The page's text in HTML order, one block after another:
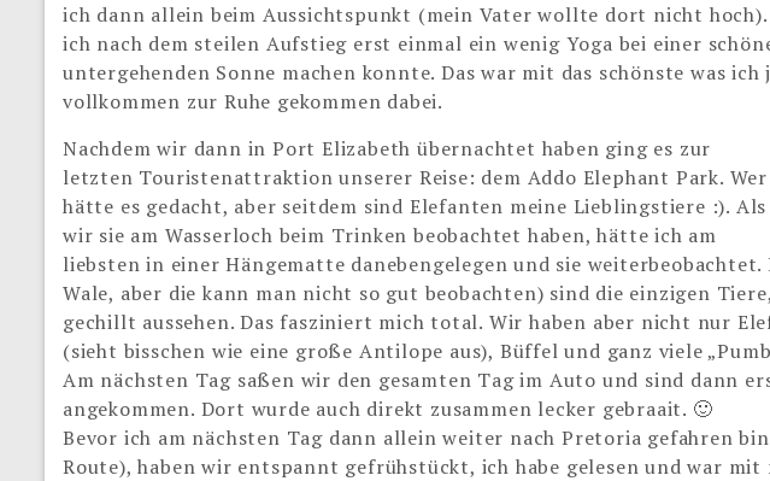
ich dann allein beim Aussichtspunkt (mein Vater wollte dort nicht hoch).
ich nach dem steilen Aufstieg erst einmal ein wenig Yoga bei einer
untergehenden Sonne machen konnte. Das war mit das schönste was
vollkommen zur Ruhe gekommen dabei.
Nachdem wir dann in Port Elizabeth übernachtet haben ging es zur
letzten Touristenattraktion unserer Reise: dem Addo Elephant Park. Wer
hätte es gedacht, aber seitdem sind Elefanten meine Lieblingstiere :). Als
wir sie am Wasserloch beim Trinken beobachtet haben, hätte ich am
liebsten in einer Hängematte danebengelegen und sie
Wale, aber die kann man nicht so gut beobachten) sind die einzigen
gechillt aussehen. Das fasziniert mich total. Wir haben aber nicht nur
(sieht bisschen wie eine große Antilope aus), Büffel und ganz viele
Am nächsten Tag saßen wir den gesamten Tag im Auto und sind dann
angekommen. Dort wurde auch direkt zusammen lecker gebraait. 🙂
Bevor ich am nächsten Tag dann allein weiter nach Pretoria gefahren
Route), haben wir entspannt gefrühstückt, ich habe gelesen und war mit